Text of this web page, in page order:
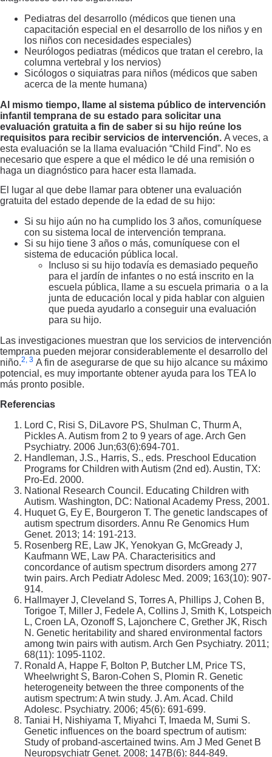
Pediatras del desarrollo (médicos que tienen una
capacitación especial en el desarrollo de los niños y en
los niños con necesidades especiales)
Neurólogos pediatras (médicos que tratan el cerebro, la
columna vertebral y los nervios)
Sicólogos o siquiatras para niños (médicos que saben
acerca de la mente humana)
Al mismo tiempo, llame al sistema público de intervención
infantil temprana de su estado para solicitar una
evaluación gratuita a fin de saber si su hijo reúne los
requisitos para recibir servicios de intervención. A veces, a
esta evaluación se la llama evaluación “Child Find”. No es
necesario que espere a que el médico le dé una remisión o
haga un diagnóstico para hacer esta llamada.
El lugar al que debe llamar para obtener una evaluación
gratuita del estado depende de la edad de su hijo:
Si su hijo aún no ha cumplido los 3 años, comuníquese
con su sistema local de intervención temprana.
Si su hijo tiene 3 años o más, comuníquese con el
sistema de educación pública local.
Incluso si su hijo todavía es demasiado pequeño
para el jardín de infantes o no está inscrito en la
escuela pública, llame a su escuela primaria o a la
junta de educación local y pida hablar con alguien
que pueda ayudarlo a conseguir una evaluación
para su hijo.
Las investigaciones muestran que los servicios de intervención
temprana pueden mejorar considerablemente el desarrollo del
niño.2, 3 A fin de asegurarse de que su hijo alcance su máximo
potencial, es muy importante obtener ayuda para los TEA lo
más pronto posible.
Referencias
Lord C, Risi S, DiLavore PS, Shulman C, Thurm A,
Pickles A. Autism from 2 to 9 years of age. Arch Gen
Psychiatry. 2006 Jun;63(6):694-701.
Handleman, J.S., Harris, S., eds. Preschool Education
Programs for Children with Autism (2nd ed). Austin, TX:
Pro-Ed. 2000.
National Research Council. Educating Children with
Autism. Washington, DC: National Academy Press, 2001.
Huquet G, Ey E, Bourgeron T. The genetic landscapes of
autism spectrum disorders. Annu Re Genomics Hum
Genet. 2013; 14: 191-213.
Rosenberg RE, Law JK, Yenokyan G, McGready J,
Kaufmann WE, Law PA. Characterisitics and
concordance of autism spectrum disorders among 277
twin pairs. Arch Pediatr Adolesc Med. 2009; 163(10): 907-
914.
Hallmayer J, Cleveland S, Torres A, Phillips J, Cohen B,
Torigoe T, Miller J, Fedele A, Collins J, Smith K, Lotspeich
L, Croen LA, Ozonoff S, Lajonchere C, Grether JK, Risch
N. Genetic heritability and shared environmental factors
among twin pairs with autism. Arch Gen Psychiatry. 2011;
68(11): 1095-1102.
Ronald A, Happe F, Bolton P, Butcher LM, Price TS,
Wheelwright S, Baron-Cohen S, Plomin R. Genetic
heterogeneity between the three components of the
autism spectrum: A twin study. J. Am. Acad. Child
Adolesc. Psychiatry. 2006; 45(6): 691-699.
Taniai H, Nishiyama T, Miyahci T, Imaeda M, Sumi S.
Genetic influences on the board spectrum of autism:
Study of proband-ascertained twins. Am J Med Genet B
Neuropsychiatr Genet. 2008; 147B(6): 844-849.